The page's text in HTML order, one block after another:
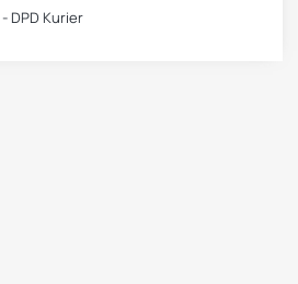
- DPD Kurier